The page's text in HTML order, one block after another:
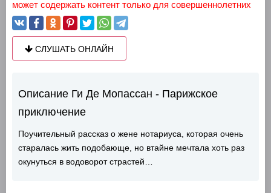
может содержать контент только для совершеннолетних
СЛУШАТЬ ОНЛАЙН
Описание Ги Де Мопассан - Парижское
приключение
Поучительный рассказ о жене нотариуса, которая очень
старалась жить подобающе, но втайне мечтала хоть раз
окунуться в водоворот страстей…